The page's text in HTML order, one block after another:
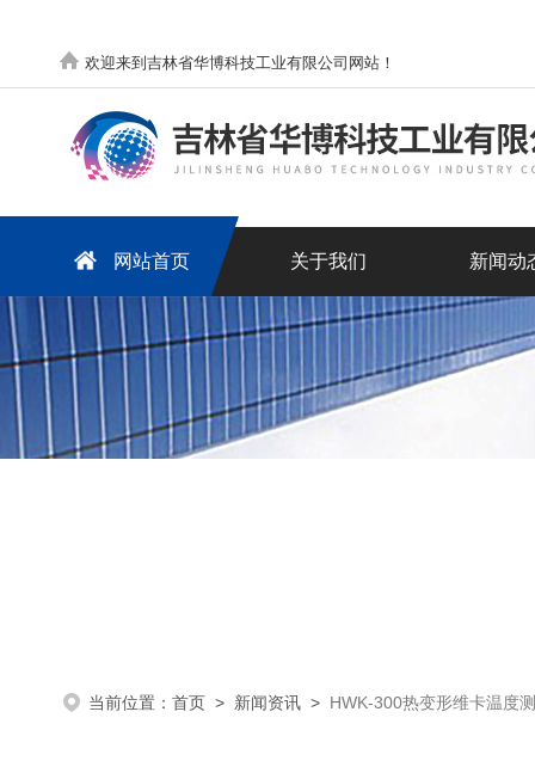
欢迎来到吉林省华博科技工业有限公司网站！
网站首页 关于我们 新闻动
当前位置： 首页 > 新闻资讯 > HWK-300热变形维卡温度